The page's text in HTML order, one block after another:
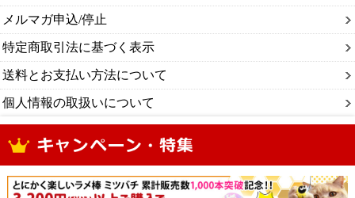
メルマガ申込/停止
特定商取引法に基づく表示
送料とお支払い方法について
個人情報の取扱いについて